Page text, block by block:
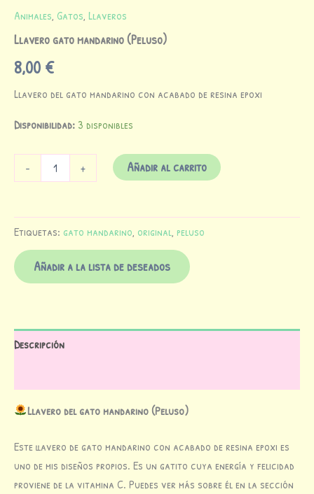
Animales, Gatos, Llaveros
Llavero gato mandarino (Peluso)
8,00 €
Llavero del gato mandarino con acabado de resina epoxi
Disponibilidad: 3 disponibles
- + Añadir al carrito
Etiquetas: gato mandarino, original, peluso
Añadir a la lista de deseados
Descripción
Llavero del gato mandarino (Peluso)
Este llavero de gato mandarino con acabado de resina epoxi es
uno de mis diseños propios. Es un gatito cuya energía y felicidad
proviene de la vitamina C. Puedes ver más sobre él en la sección